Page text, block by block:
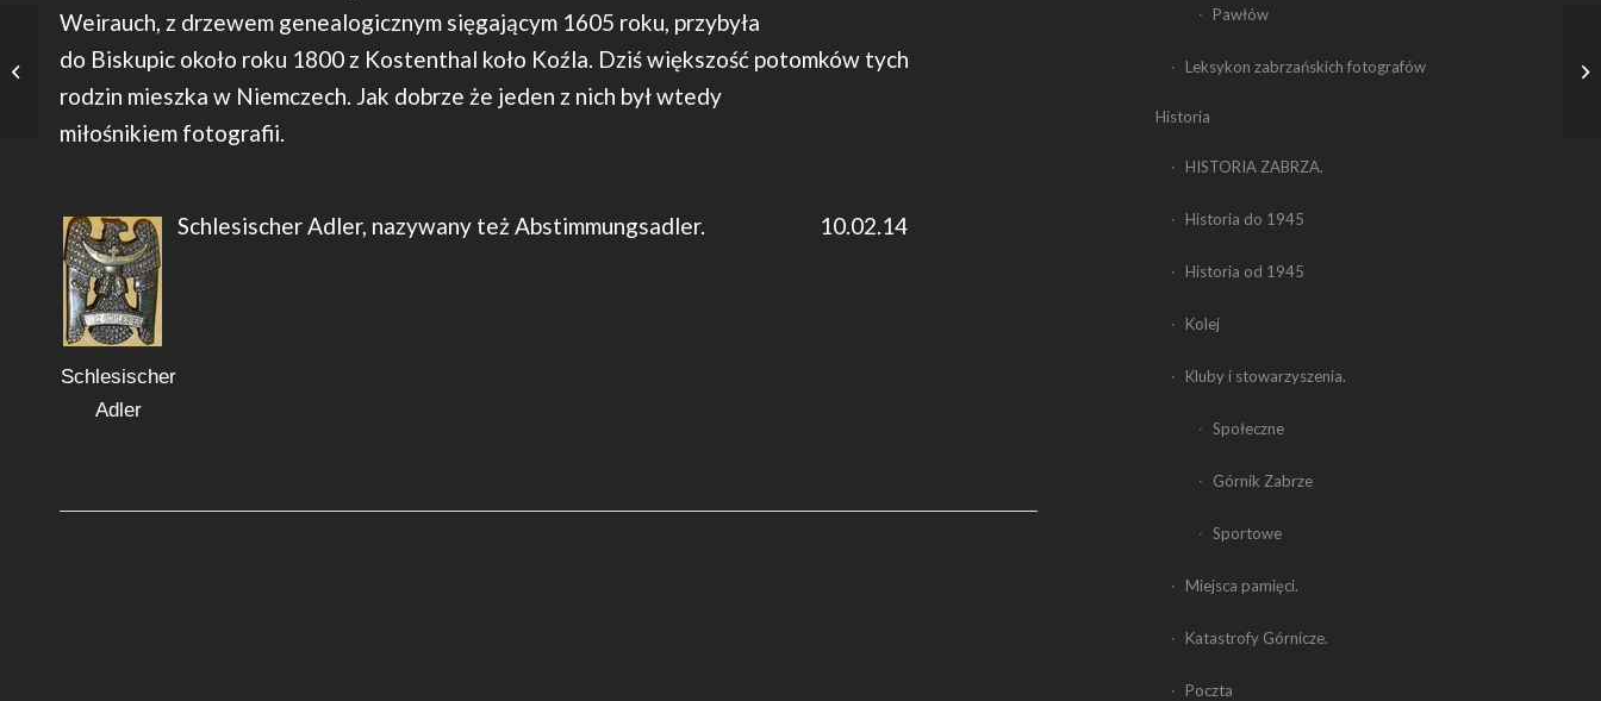
Weirauch, z drzewem genealogicznym sięgającym 1605 roku, przybyła
do Biskupic około roku 1800 z Kostenthal koło Koźla. Dziś większość potomków tych
rodzin mieszka w Niemczech. Jak dobrze że jeden z nich był wtedy
miłośnikiem fotografii.
Schlesischer
Adler
Schlesischer Adler, nazywany też Abstimmungsadler. 10.02.14
Pawłów
Leksykon zabrzańskich fotografów
Historia
HISTORIA ZABRZA.
Historia do 1945
Historia od 1945
Kolej
Kluby i stowarzyszenia.
Społeczne
Górnik Zabrze
Sportowe
Miejsca pamięci.
Katastrofy Górnicze.
Poczta
Sztuka pt: „Mecz”